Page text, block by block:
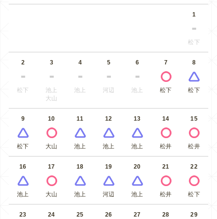
1
松下
2
松下
3
池上
大山
4
池上
5
河辺
6
池上
7
松下
8
松下
9
松下
10
大山
11
池上
12
池上
13
池上
14
松井
15
松井
16
池上
17
大山
18
池上
19
河辺
20
池上
21
松井
22
松下
23 24 25 26 27 28 29